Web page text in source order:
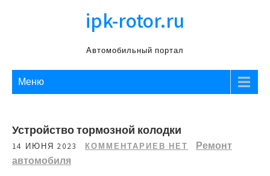
ipk-rotor.ru
Автомобильный портал
Меню
Устройство тормозной колодки
14 ИЮНЯ 2023 КОММЕНТАРИЕВ НЕТ
Ремонт
автомобиля